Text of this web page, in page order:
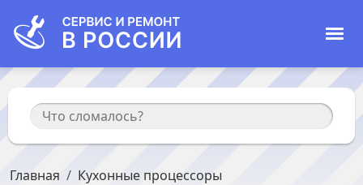
Главная Кухонные процессоры